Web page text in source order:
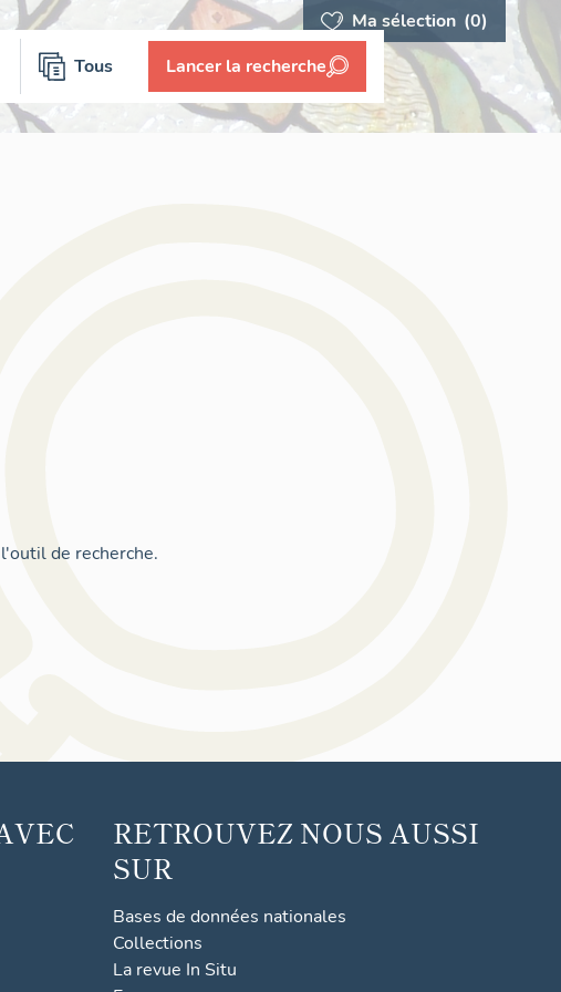
Ma sélection (0)
Tous Lancer la recherche
de recherche.
RETROUVEZ NOUS AUSSI
SUR
Bases de données nationales
Collections
La revue In Situ